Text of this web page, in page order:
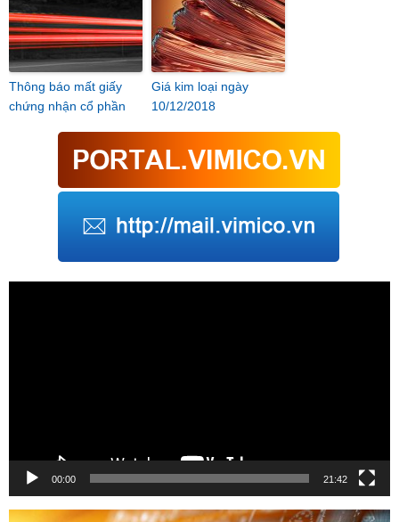
Thông báo mất giấy
chứng nhận cổ phần
Giá kim loại ngày
10/12/2018
00:00 21:42